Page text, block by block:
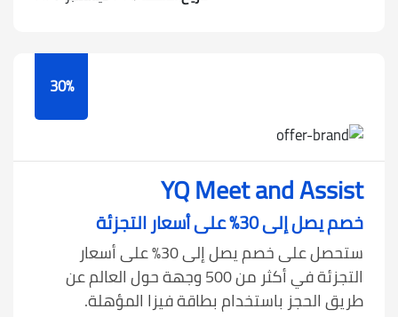
30%
YQ Meet and Assist
خصم يصل إلى 30% على أسعار التجزئة
ستحصل على خصم يصل إلى 30% على أسعار
التجزئة في أكثر من 500 وجهة حول العالم عن
طريق الحجز باستخدام بطاقة فيزا المؤهلة.